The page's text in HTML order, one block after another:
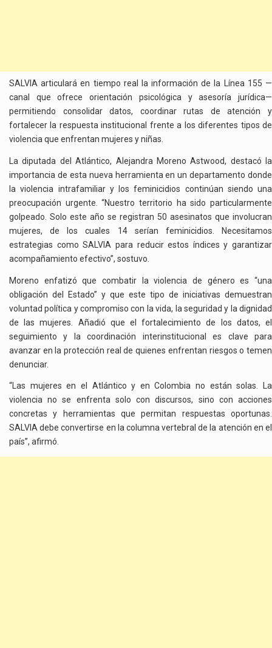
SALVIA articulará en tiempo real la información de la Línea 155 —
canal que ofrece orientación psicológica y asesoría jurídica—
permitiendo consolidar datos, coordinar rutas de atención y
fortalecer la respuesta institucional frente a los diferentes tipos de
violencia que enfrentan mujeres y niñas.
La diputada del Atlántico, Alejandra Moreno Astwood, destacó la
importancia de esta nueva herramienta en un departamento donde
la violencia intrafamiliar y los feminicidios continúan siendo una
preocupación urgente. “Nuestro territorio ha sido particularmente
golpeado. Solo este año se registran 50 asesinatos que involucran
mujeres, de los cuales 14 serían feminicidios. Necesitamos
estrategias como SALVIA para reducir estos índices y garantizar
acompañamiento efectivo”, sostuvo.
Moreno enfatizó que combatir la violencia de género es “una
obligación del Estado” y que este tipo de iniciativas demuestran
voluntad política y compromiso con la vida, la seguridad y la dignidad
de las mujeres. Añadió que el fortalecimiento de los datos, el
seguimiento y la coordinación interinstitucional es clave para
avanzar en la protección real de quienes enfrentan riesgos o temen
denunciar.
“Las mujeres en el Atlántico y en Colombia no están solas. La
violencia no se enfrenta solo con discursos, sino con acciones
concretas y herramientas que permitan respuestas oportunas.
SALVIA debe convertirse en la columna vertebral de la atención en el
país”, afirmó.